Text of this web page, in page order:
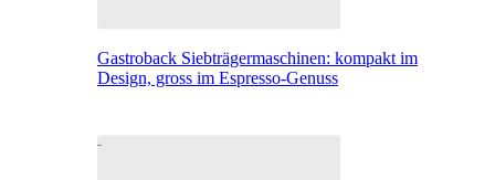
Gastroback Siebträgermaschinen: kompakt im
Design, gross im Espresso-Genuss